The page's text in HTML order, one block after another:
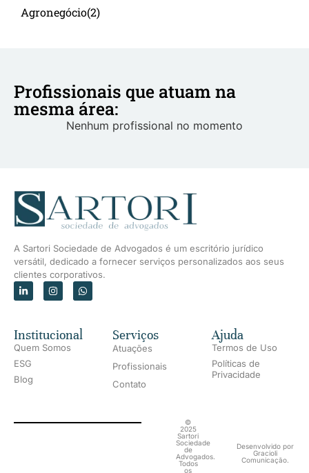
Agronegócio(2)
Profissionais que atuam na
mesma área:
Nenhum profissional no momento
A Sartori Sociedade de Advogados é um escritório jurídico
versátil, dedicado a fornecer serviços personalizados aos seus
clientes corporativos.
Institucional
Quem Somos
ESG
Blog
Serviços
Atuações
Profissionais
Contato
Ajuda
Termos de Uso
Políticas de
Privacidade
©
2025
Sartori
Sociedade
de
Advogados.
Todos
os
Desenvolvido por
Gracioli
Comunicação.